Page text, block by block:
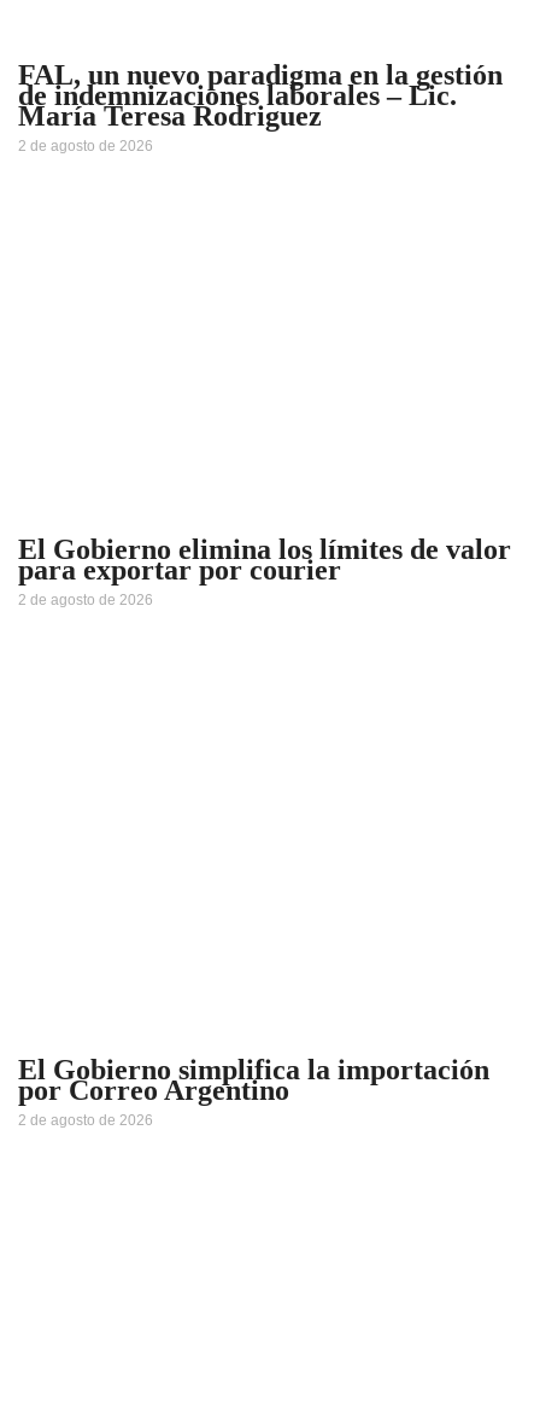
FAL, un nuevo paradigma en la gestión
de indemnizaciones laborales – Lic.
María Teresa Rodriguez
2 de agosto de 2026
El Gobierno elimina los límites de valor
para exportar por courier
2 de agosto de 2026
El Gobierno simplifica la importación
por Correo Argentino
2 de agosto de 2026